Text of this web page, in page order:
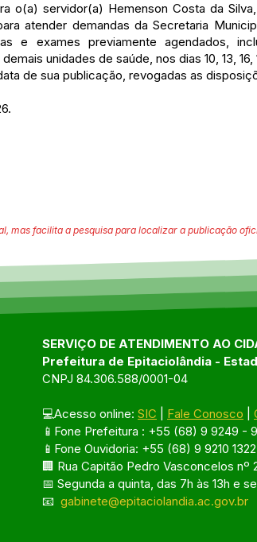
o(a) servidor(a) Hemenson Costa da
atender demandas da Secretaria
e exames previamente agendados,
unidades de saúde, nos dias 10, 13,
de sua publicação, revogadas as
mas facilita a pesquisa para localizar a publicação
SERVIÇO DE ATENDIMENTO AO
Prefeitura de Epitaciolândia -
CNPJ 84.306.588/0001-04
💻Acesso online: SIC Fale Conosco
📱Fone Prefeitura : +55 (68) 9 9249 -
📱Fone Ouvidoria: +55 (68) 9 9210
🏢 Rua Capitão Pedro Vasconcelos
📅 Segunda a quinta, das 7h às 13h e
📧 gabinete@epitaciolandia.ac.gov.br